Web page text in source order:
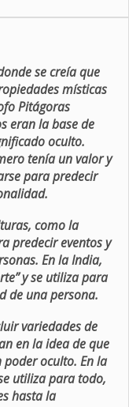
se creía que
místicas
Pitágoras
eran la base de
oculto.
tenía un valor y
para predecir
como la
predecir eventos y
En la India,
y se utiliza para
de una persona.
variedades de
en la idea de que
oculto. En la
utiliza para todo,
hasta la